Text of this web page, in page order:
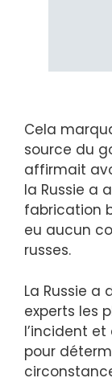
Cela
source du
affirmait
la Russie a
fabrication
eu aucun
russes.
La Russie a
experts les
l’incident
pour